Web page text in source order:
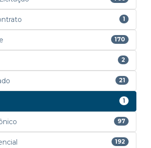
1
170
2
21
1
97
192